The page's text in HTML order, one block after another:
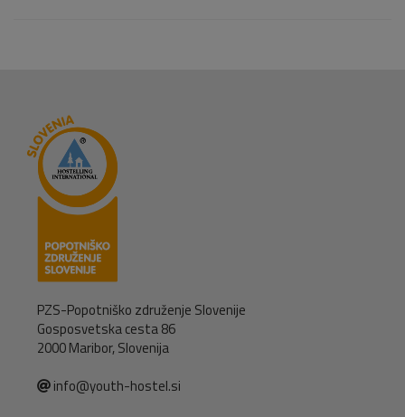
PZS-Popotniško združenje Slovenije
Gosposvetska cesta 86
2000 Maribor, Slovenija
info@youth-hostel.si